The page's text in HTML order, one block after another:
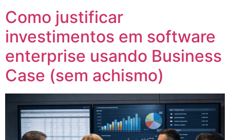
Como justificar
investimentos em software
enterprise usando Business
Case (sem achismo)